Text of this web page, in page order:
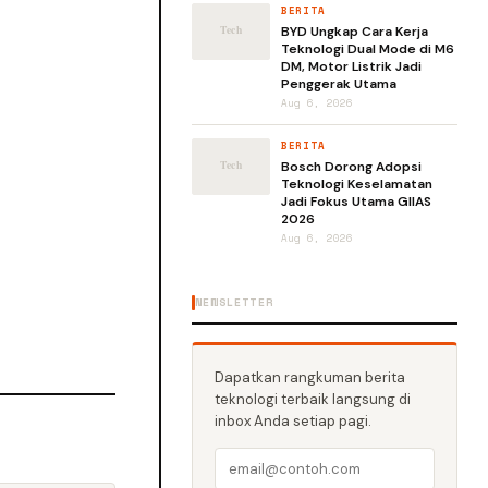
BERITA
BYD Ungkap Cara Kerja
Teknologi Dual Mode di M6
DM, Motor Listrik Jadi
Penggerak Utama
Aug 6, 2026
BERITA
Bosch Dorong Adopsi
Teknologi Keselamatan
Jadi Fokus Utama GIIAS
2026
Aug 6, 2026
NEWSLETTER
Dapatkan rangkuman berita
teknologi terbaik langsung di
inbox Anda setiap pagi.